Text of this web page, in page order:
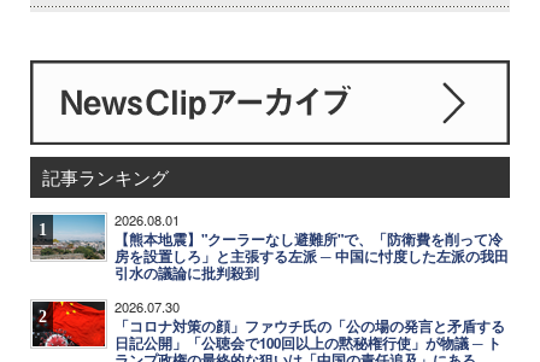
記事ランキング
1 2026.08.01
【熊本地震】"クーラーなし避難所"で、「防衛費を削って冷
房を設置しろ」と主張する左派 ─ 中国に忖度した左派の我田
引水の議論に批判殺到
2 2026.07.30
「コロナ対策の顔」ファウチ氏の「公の場の発言と矛盾する
日記公開」「公聴会で100回以上の黙秘権行使」が物議 ─ ト